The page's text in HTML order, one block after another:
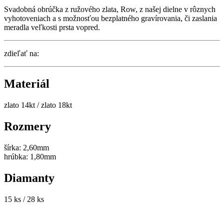
Svadobná obrúčka z ružového zlata, Row, z našej dielne v rôznych
vyhotoveniach a s možnosťou bezplatného gravírovania, či zaslania
meradla veľkosti prsta vopred.
zdieľať na:
Materiál
zlato 14kt / zlato 18kt
Rozmery
šírka: 2,60mm
hrúbka: 1,80mm
Diamanty
15 ks / 28 ks